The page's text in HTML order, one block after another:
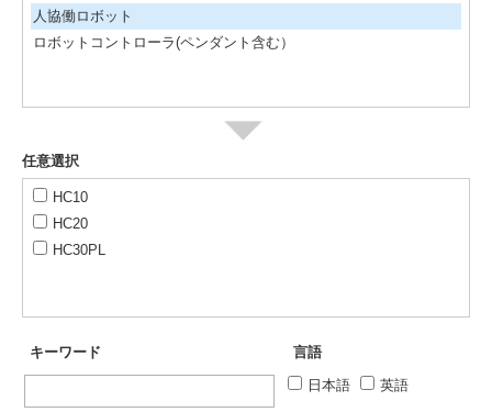
人協働ロボット
ロボットコントローラ(ペンダント含む）
任意選択
HC10
HC20
HC30PL
キーワード
言語
日本語
英語